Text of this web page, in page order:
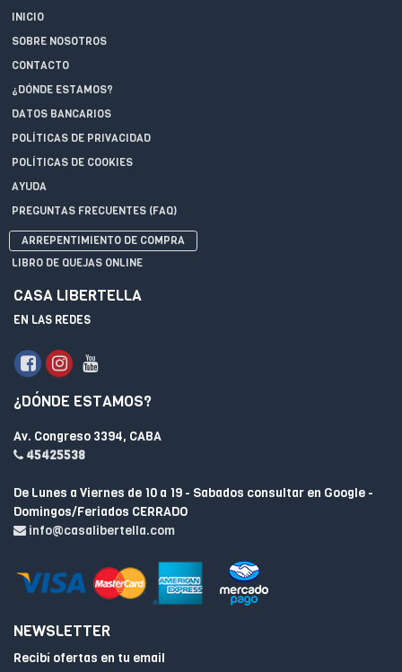
INICIO
SOBRE NOSOTROS
CONTACTO
¿DÓNDE ESTAMOS?
DATOS BANCARIOS
POLÍTICAS DE PRIVACIDAD
POLÍTICAS DE COOKIES
AYUDA
PREGUNTAS FRECUENTES (FAQ)
ARREPENTIMIENTO DE COMPRA
LIBRO DE QUEJAS ONLINE
CASA LIBERTELLA
EN LAS REDES
¿DÓNDE ESTAMOS?
Av. Congreso 3394, CABA
45425538
De Lunes a Viernes de 10 a 19 - Sabados consultar en Google -
Domingos/Feriados CERRADO
info@casalibertella.com
NEWSLETTER
Recibí ofertas en tu email